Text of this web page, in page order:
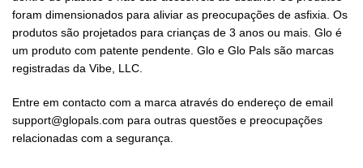
foram dimensionados para aliviar as preocupações de asfixia. Os
produtos são projetados para crianças de 3 anos ou mais. Glo é
um produto com patente pendente. Glo e Glo Pals são marcas
registradas da Vibe, LLC.
Entre em contacto com a marca através do endereço de email
support@glopals.com para outras questões e preocupações
relacionadas com a segurança.